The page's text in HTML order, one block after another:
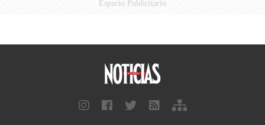
Espacio Publicitario